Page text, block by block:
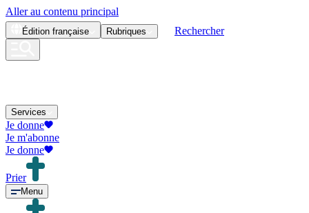
Aller au contenu principal
Édition française Rubriques Rechercher
Services
Je donne
Je m'abonne
Je donne
Prier
Menu